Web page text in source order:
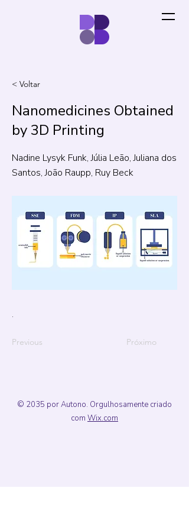
< Voltar
Nanomedicines Obtained
by 3D Printing
Nadine Lysyk Funk, Júlia Leão, Juliana dos
Santos, João Raupp, Ruy Beck
.
Previous Próximo
© 2035 por Autono. Orgulhosamente criado
com Wix.com